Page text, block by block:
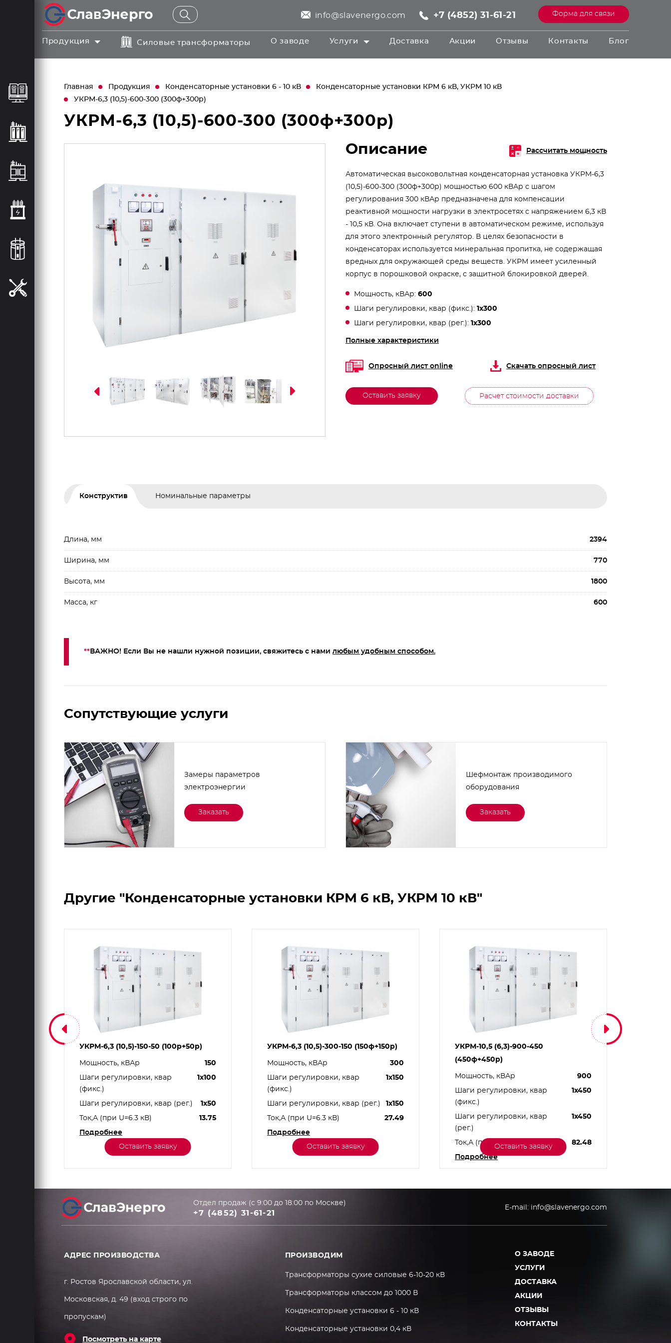
Форма для связи
info@slavenergo.com +7 (4852) 31-61-21
Продукция Силовые трансформаторы О заводе Услуги Доставка Акции Отзывы Контакты Блог
Главная Продукция Конденсаторные установки 6 - 10 кВ
Конденсаторные установки КРМ 6 кВ, УКРМ 10 кВ
УКРМ-6,3 (10,5)-600-300 (300ф+300р)
УКРМ-6,3 (10,5)-600-300 (300ф+300р)
Описание Рассчитать мощность
Автоматическая высоковольтная конденсаторная установка УКРМ-6,3
(10,5)-600-300 (300ф+300р) мощностью 600 кВАр с шагом
регулирования 300 кВАр предназначена для компенсации
реактивной мощности нагрузки в электросетях с напряжением 6,3 кВ
- 10,5 кВ. Она включает ступени в автоматическом режиме, используя
для этого электронный регулятор. В целях безопасности в
конденсаторах используется минеральная пропитка, не содержащая
вредных для окружающей среды веществ. УКРМ имеет усиленный
корпус в порошковой окраске, с защитной блокировкой дверей.
Мощность, кВАр: 600
Шаги регулировки, квар (фикс.): 1х300
Шаги регулировки, квар (рег.): 1х300
Полные характеристики
Опросный лист online Скачать опросный лист
Оставить заявку Расчет стоимости доставки
Конструктив Номинальные параметры
Длина, мм 2394
Ширина, мм 770
Высота, мм 1800
Масса, кг 600
** ВАЖНО! Если Вы не нашли нужной позиции, свяжитесь с нами любым удобным способом.
Сопутствующие услуги
Замеры параметров
электроэнергии
Заказать
Шефмонтаж производимого
оборудования
Заказать
Другие "Конденсаторные установки КРМ 6 кВ, УКРМ 10 кВ"
УКРМ-6,3 (10,5)-150-50 (100р+50р)
Мощность, кВАр 150
Шаги регулировки, квар
(фикс.)
1х100
Шаги регулировки, квар (рег.) 1х50
Ток,А (при U=6.3 кВ) 13.75
Подробнее
Оставить заявку
УКРМ-6,3 (10,5)-300-150 (150ф+150р)
Мощность, кВАр 300
Шаги регулировки, квар
(фикс.)
1х150
Шаги регулировки, квар (рег.) 1х150
Ток,А (при U=6.3 кВ) 27.49
Подробнее
Оставить заявку
УКРМ-10,5 (6,3)-900-450
(450ф+450р)
Мощность, кВАр 900
Шаги регулировки, квар
(фикс.)
1х450
Шаги регулировки, квар
(рег.)
1х450
Ток,А (при U=6.3 кВ) 82.48
Подробнее
Оставить заявку
АДРЕС ПРОИЗВОДСТВА
г. Ростов Ярославской области, ул.
Московская, д. 49 (вход строго по
пропускам)
Посмотреть на карте
Отдел продаж (с 9:00 до 18:00 по Москве)
+7 (4852) 31-61-21
E-mail: info@slavenergo.com
О ЗАВОДЕ
УСЛУГИ
ДОСТАВКА
АКЦИИ
ОТЗЫВЫ
КОНТАКТЫ
ПРОИЗВОДИМ
Трансформаторы сухие силовые 6-10-20 кВ
Трансформаторы классом до 1000 В
Конденсаторные установки 6 - 10 кВ
Конденсаторные установки 0,4 кВ